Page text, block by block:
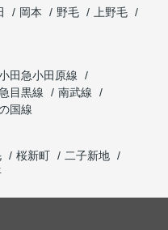
岡本 野毛
上野毛
田急小田原線
目黒線
南武線
国線
桜新町
二子新地